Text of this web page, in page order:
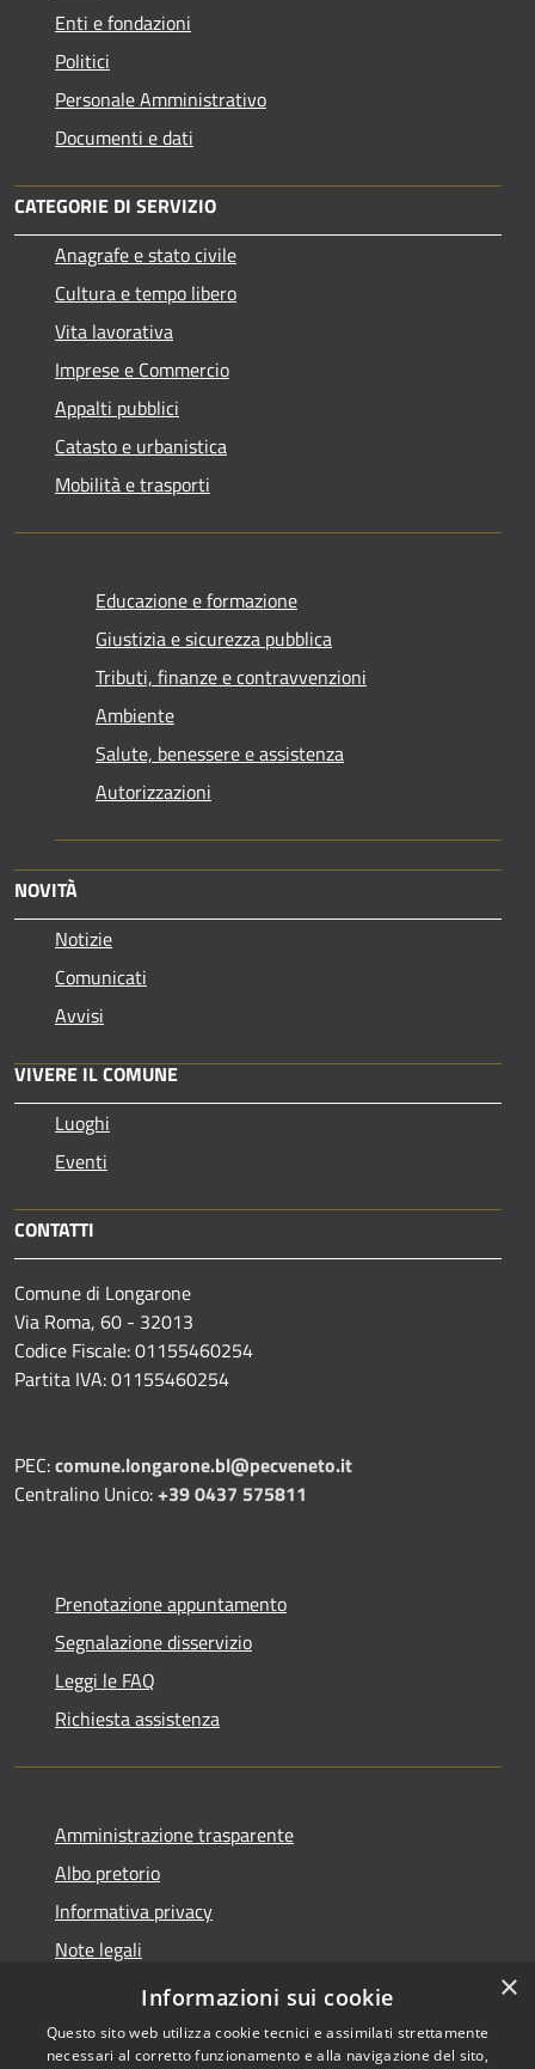
Enti e fondazioni
Politici
Personale Amministrativo
Documenti e dati
CATEGORIE DI SERVIZIO
Anagrafe e stato civile
Cultura e tempo libero
Vita lavorativa
Imprese e Commercio
Appalti pubblici
Catasto e urbanistica
Mobilità e trasporti
Educazione e formazione
Giustizia e sicurezza pubblica
Tributi, finanze e contravvenzioni
Ambiente
Salute, benessere e assistenza
Autorizzazioni
NOVITÀ
Notizie
Comunicati
Avvisi
VIVERE IL COMUNE
Luoghi
Eventi
CONTATTI
Comune di Longarone
Via Roma, 60 - 32013
Codice Fiscale: 01155460254
Partita IVA: 01155460254
PEC:comune.longarone.bl@pecveneto.it
Centralino Unico:+39 0437 575811
Prenotazione appuntamento
Segnalazione disservizio
Leggi le FAQ
Richiesta assistenza
Amministrazione trasparente
Albo pretorio
Informativa privacy
Note legali
Dichiarazione di accessibilità
×
Informazioni sui cookie
Questo sito web utilizza cookie tecnici e assimilati strettamente
necessari al corretto funzionamento e alla navigazione del sito,